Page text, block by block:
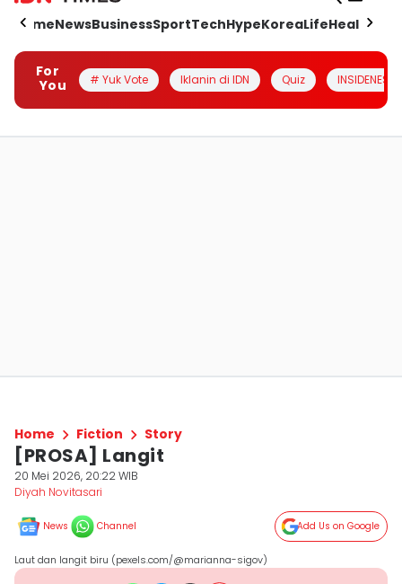
HomeNewsBusinessSportTechHypeKoreaLifeHealth
For
You
# Yuk Vote Iklanin di IDN Quiz INSIDENESIA
Home Fiction Story
[PROSA] Langit
20 Mei 2026, 20:22 WIB
Diyah Novitasari
News Channel Add Us on Google
Laut dan langit biru (pexels.com/@marianna-sigov)